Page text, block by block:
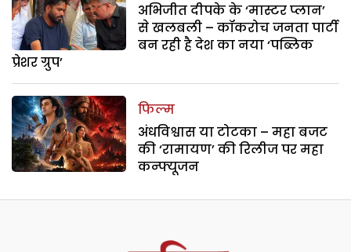
अभिजीत दीपके के ‘मास्टर प्लान’
से खलबली – कॉकरोच जनता पार्टी
बन रही है देश का नया ‘पब्लिक
प्रेशर ग्रुप’
फिल्म
अंधविश्वास या टोटका – महा बजट
की ‘रामायण’ की रिलीज पर महा
कन्फ्यूजन